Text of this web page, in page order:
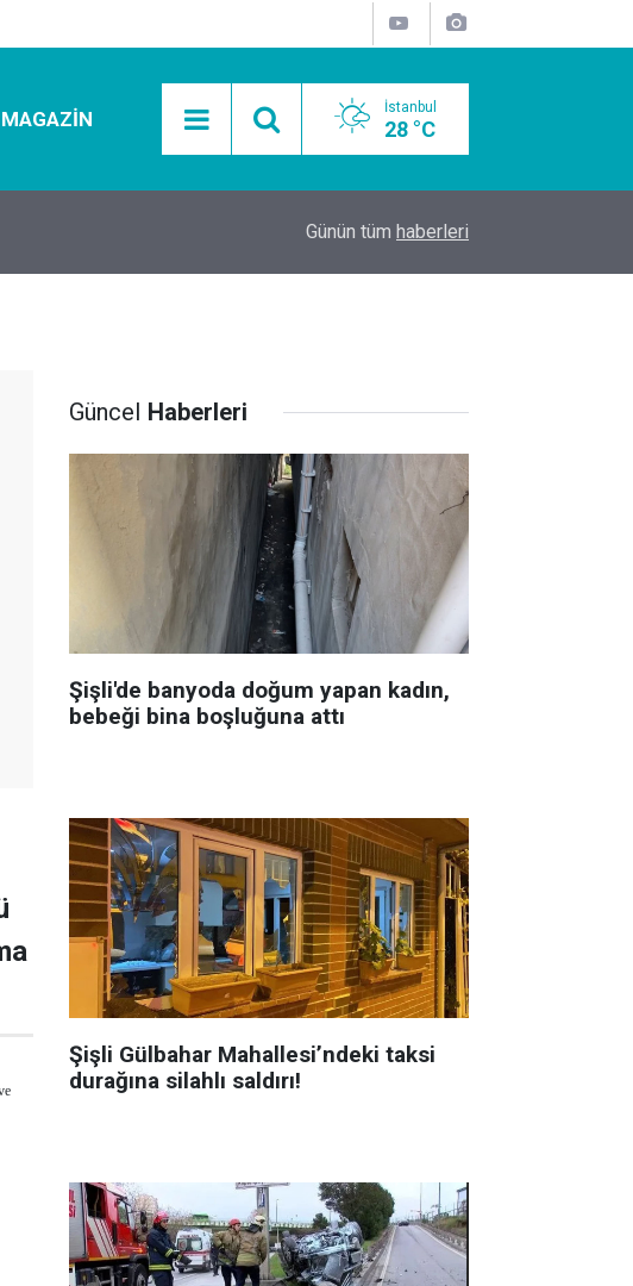
MAGAZIN İstanbul
28 °C
Mobil Araçlarla Hayır Lokması Dağıtımının
Günün tüm haberleri
Güncel Haberleri
Şişli'de banyoda doğum yapan kadın,
bebeği bina boşluğuna attı
Şişli Gülbahar Mahallesi’ndeki taksi
durağına silahlı saldırı!